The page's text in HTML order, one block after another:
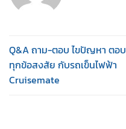
Q&A ถาม-ตอบ ไขปัญหา ตอบ
ทุกข้อสงสัย กับรถเข็นไฟฟ้า
Cruisemate